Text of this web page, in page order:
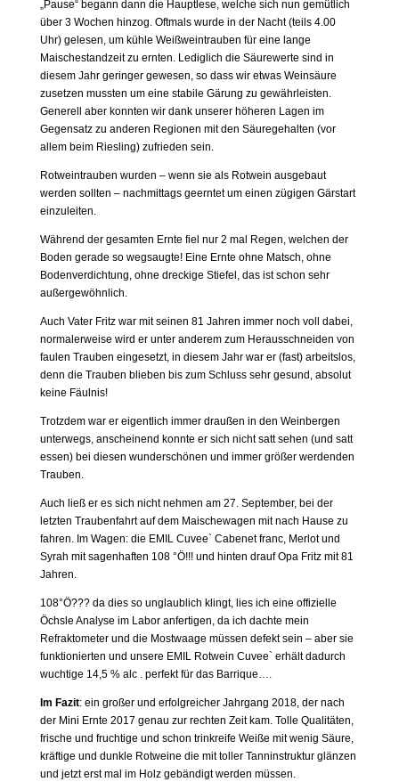
„Pause“ begann dann die Hauptlese, welche sich nun gemütlich
über 3 Wochen hinzog. Oftmals wurde in der Nacht (teils 4.00
Uhr) gelesen, um kühle Weißweintrauben für eine lange
Maischestandzeit zu ernten. Lediglich die Säurewerte sind in
diesem Jahr geringer gewesen, so dass wir etwas Weinsäure
zusetzen mussten um eine stabile Gärung zu gewährleisten.
Generell aber konnten wir dank unserer höheren Lagen im
Gegensatz zu anderen Regionen mit den Säuregehalten (vor
allem beim Riesling) zufrieden sein.
Rotweintrauben wurden – wenn sie als Rotwein ausgebaut
werden sollten – nachmittags geerntet um einen zügigen Gärstart
einzuleiten.
Während der gesamten Ernte fiel nur 2 mal Regen, welchen der
Boden gerade so wegsaugte! Eine Ernte ohne Matsch, ohne
Bodenverdichtung, ohne dreckige Stiefel, das ist schon sehr
außergewöhnlich.
Auch Vater Fritz war mit seinen 81 Jahren immer noch voll dabei,
normalerweise wird er unter anderem zum Herausschneiden von
faulen Trauben eingesetzt, in diesem Jahr war er (fast) arbeitslos,
denn die Trauben blieben bis zum Schluss sehr gesund, absolut
keine Fäulnis!
Trotzdem war er eigentlich immer draußen in den Weinbergen
unterwegs, anscheinend konnte er sich nicht satt sehen (und satt
essen) bei diesen wunderschönen und immer größer werdenden
Trauben.
Auch ließ er es sich nicht nehmen am 27. September, bei der
letzten Traubenfahrt auf dem Maischewagen mit nach Hause zu
fahren. Im Wagen: die EMIL Cuvee` Cabenet franc, Merlot und
Syrah mit sagenhaften 108 °Ö!!! und hinten drauf Opa Fritz mit 81
Jahren.
108°Ö??? da dies so unglaublich klingt, lies ich eine offizielle
Öchsle Analyse im Labor anfertigen, da ich dachte mein
Refraktometer und die Mostwaage müssen defekt sein – aber sie
funktionierten und unsere EMIL Rotwein Cuvee` erhält dadurch
wuchtige 14,5 % alc . perfekt für das Barrique….
Im Fazit: ein großer und erfolgreicher Jahrgang 2018, der nach
der Mini Ernte 2017 genau zur rechten Zeit kam. Tolle Qualitäten,
frische und fruchtige und schon trinkreife Weiße mit wenig Säure,
kräftige und dunkle Rotweine die mit toller Tanninstruktur glänzen
und jetzt erst mal im Holz gebändigt werden müssen.